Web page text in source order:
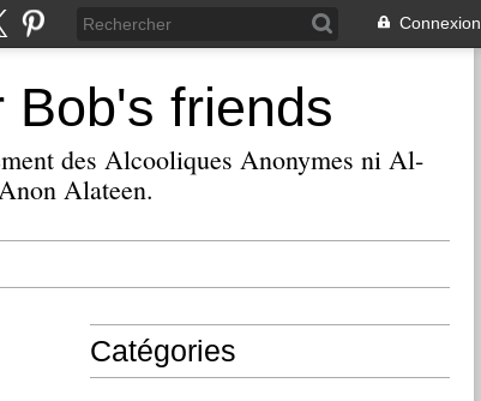
Connexion
Bob's friends
des Alcooliques Anonymes ni Al-
Alateen.
Catégories